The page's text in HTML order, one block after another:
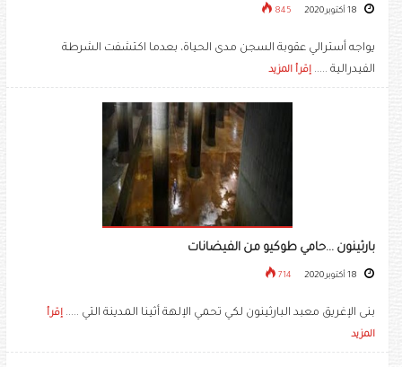
845
يواجه أسترالي عقوبة السجن مدى الحياة، بعدما اكتشفت الشرطة
الفيدرالية ..... إقرأ المزيد
بارثينون ...حامي طوكيو من الفيضانات
714
بنى الإغريق معبد البارثينون لكي تحمي الإلهة أثينا المدينة التي ..... إقرأ
المزيد